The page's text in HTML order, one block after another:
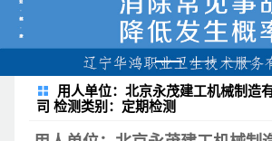
用人单位：北京永茂建工机械制造
司 检测类别：定期检测